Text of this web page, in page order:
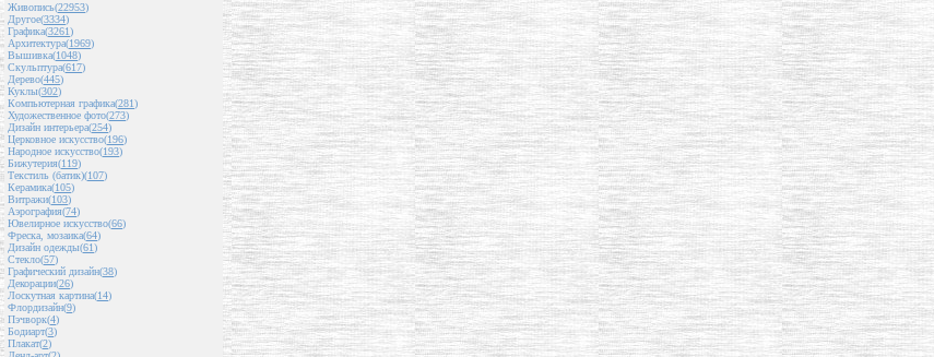
Живопись(22953)
Другое(3334)
Графика(3261)
Архитектура(1969)
Вышивка(1048)
Скульптура(617)
Дерево(445)
Куклы(302)
Компьютерная графика(281)
Художественное фото(273)
Дизайн интерьера(254)
Церковное искусство(196)
Народное искусство(193)
Бижутерия(119)
Текстиль (батик)(107)
Керамика(105)
Витражи(103)
Аэрография(74)
Ювелирное искусство(66)
Фреска, мозаика(64)
Дизайн одежды(61)
Стекло(57)
Графический дизайн(38)
Декорации(26)
Лоскутная картина(14)
Флордизайн(9)
Пэчворк(4)
Бодиарт(3)
Плакат(2)